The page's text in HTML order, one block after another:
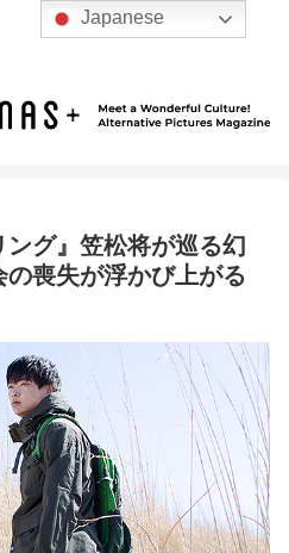
ング』笠松将が巡る幻
喪失が浮かび上がる
Japanese